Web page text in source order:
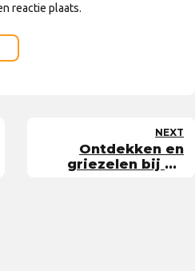
reactie plaats.
NEXT
Ontdekken en
griezelen bij de